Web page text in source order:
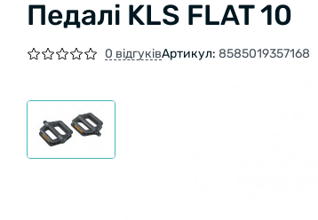
Педалі KLS FLAT 10
0 відгуківАртикул: 8585019357168